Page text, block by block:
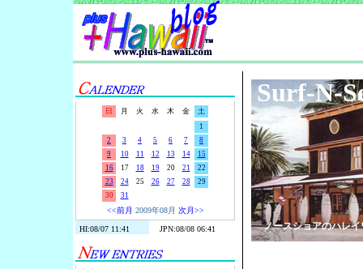
日 月 火 水 木 金
土
1
2
3 4 5 6 7
8
9
10 11 12 13 14
15
16
17 18 19 20 21
22
23
24 25 26 27 28
29
30
31
<<前月 2009年08月 次月>>
Surf-N-
ノースショアのハレ